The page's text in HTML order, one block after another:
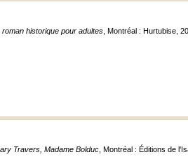
historique pour adultes , Montréal : Hurtubise,
Travers, Madame Bolduc , Montréal : Éditions de